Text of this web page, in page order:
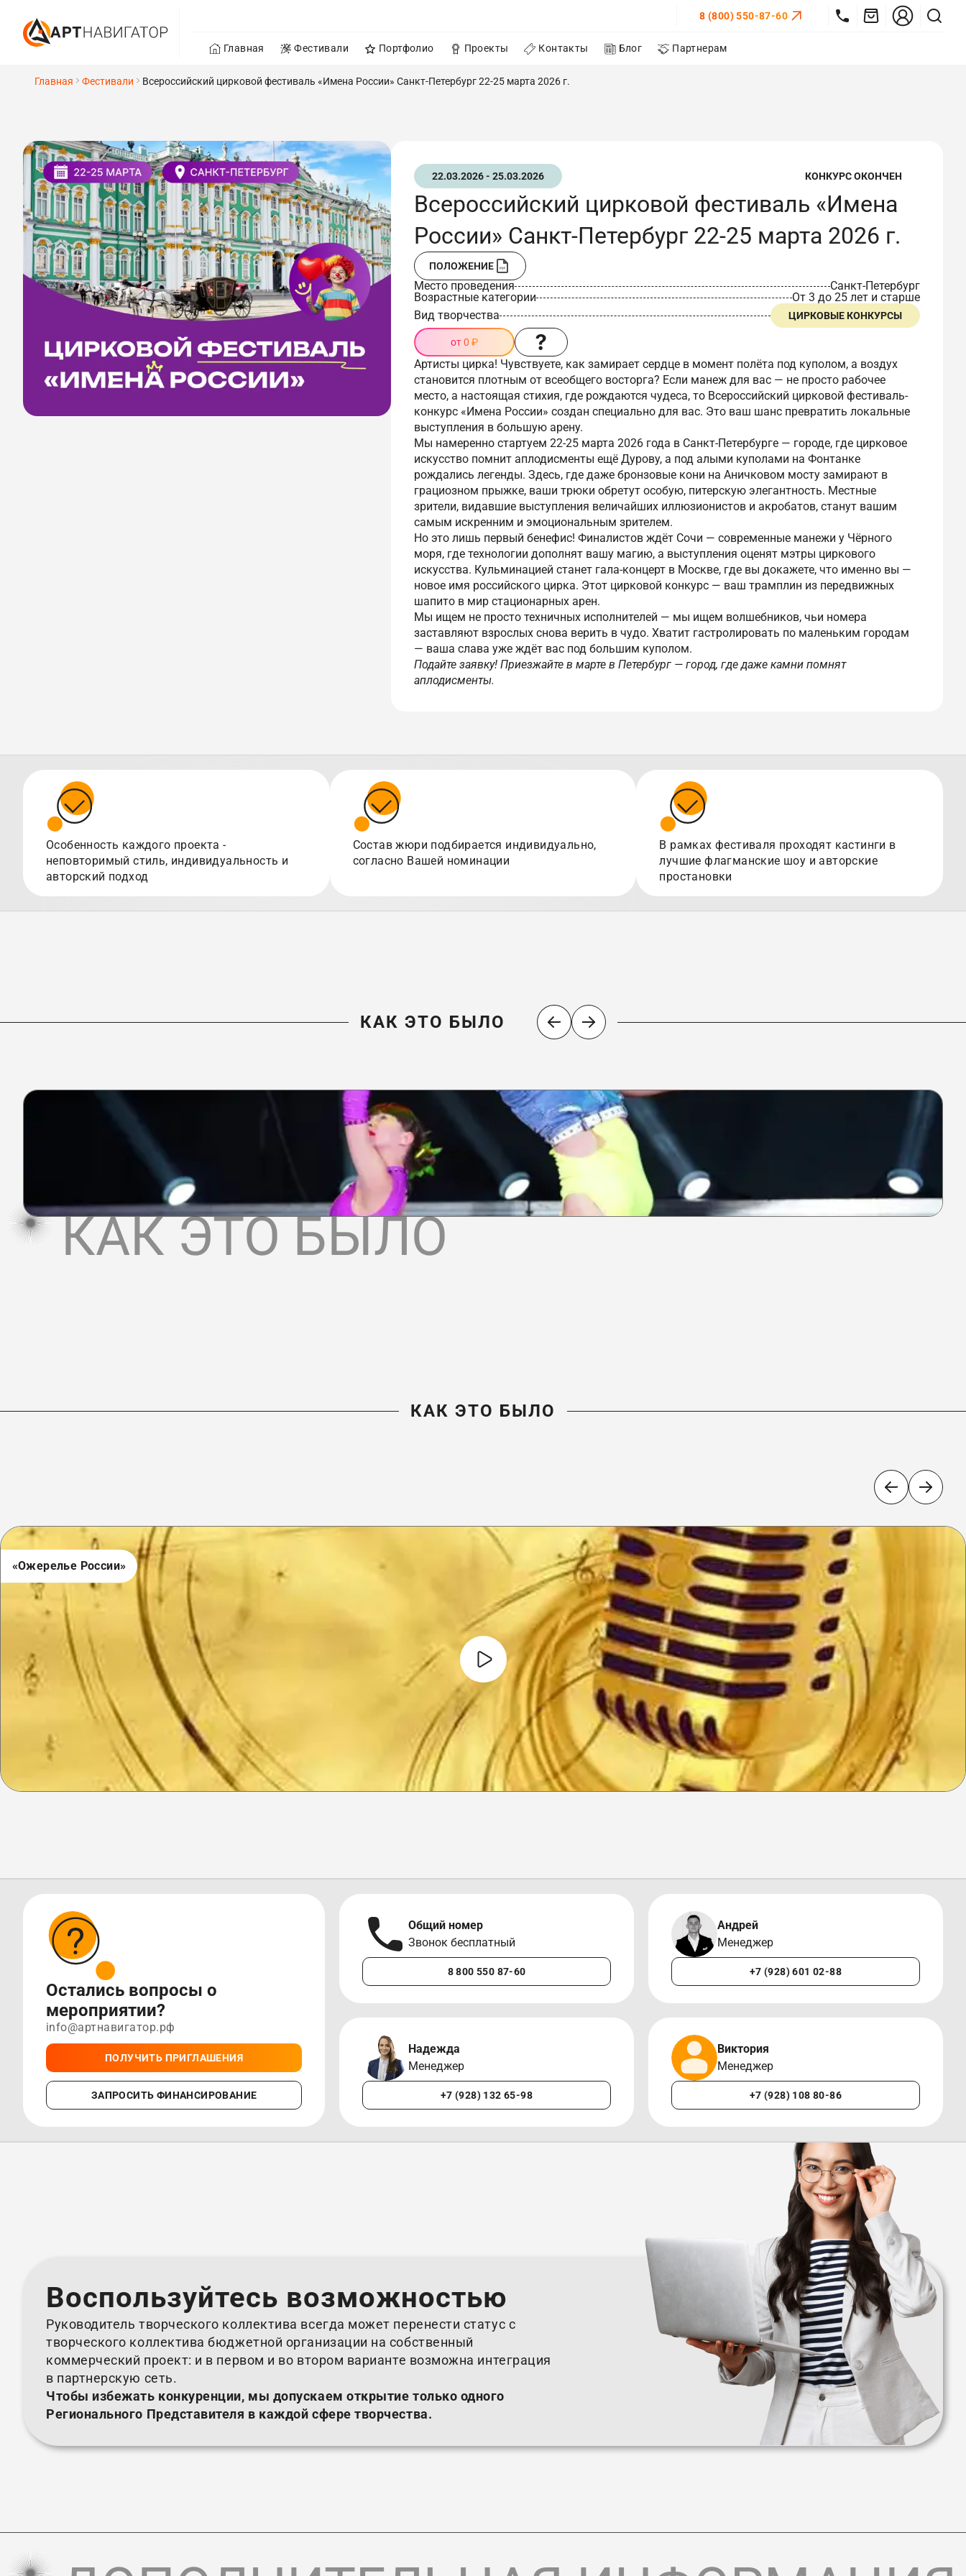
8 (800) 550-87-60
Главная Фестивали Портфолио Проекты Контакты Блог Партнерам
Главная Фестивали Всероссийский цирковой фестиваль «Имена России» Санкт-Петербург 22-25 марта 2026 г.
22.03.2026 - 25.03.2026 КОНКУРС ОКОНЧЕН
Всероссийский цирковой фестиваль «Имена
России» Санкт-Петербург 22-25 марта 2026 г.
ПОЛОЖЕНИЕ
Место проведения
Санкт-Петербург
Возрастные категории
От 3 до 25 лет и старше
Вид творчества
ЦИРКОВЫЕ КОНКУРСЫ
от 0 ₽
Артисты цирка! Чувствуете, как замирает сердце в момент полёта под куполом, а воздух
становится плотным от всеобщего восторга? Если манеж для вас — не просто рабочее
место, а настоящая стихия, где рождаются чудеса, то Всероссийский цирковой фестиваль-
конкурс «Имена России» создан специально для вас. Это ваш шанс превратить локальные
выступления в большую арену.
Мы намеренно стартуем 22-25 марта 2026 года в Санкт-Петербурге — городе, где цирковое
искусство помнит аплодисменты ещё Дурову, а под алыми куполами на Фонтанке
рождались легенды. Здесь, где даже бронзовые кони на Аничковом мосту замирают в
грациозном прыжке, ваши трюки обретут особую, питерскую элегантность. Местные
зрители, видавшие выступления величайших иллюзионистов и акробатов, станут вашим
самым искренним и эмоциональным зрителем.
Но это лишь первый бенефис! Финалистов ждёт Сочи — современные манежи у Чёрного
моря, где технологии дополнят вашу магию, а выступления оценят мэтры циркового
искусства. Кульминацией станет гала-концерт в Москве, где вы докажете, что именно вы —
новое имя российского цирка. Этот цирковой конкурс — ваш трамплин из передвижных
шапито в мир стационарных арен.
Мы ищем не просто техничных исполнителей — мы ищем волшебников, чьи номера
заставляют взрослых снова верить в чудо. Хватит гастролировать по маленьким городам
— ваша слава уже ждёт вас под большим куполом.
Подайте заявку! Приезжайте в марте в Петербург — город, где даже камни помнят
аплодисменты.
Особенность каждого проекта -
неповторимый стиль, индивидуальность и
авторский подход
Состав жюри подбирается индивидуально,
согласно Вашей номинации
В рамках фестиваля проходят кастинги в
лучшие флагманские шоу и авторские
простановки
КАК ЭТО БЫЛО
КАК ЭТО БЫЛО
КАК ЭТО БЫЛО
«Ожерелье России»
Остались вопросы о
мероприятии?
info@артнавигатор.рф
ПОЛУЧИТЬ ПРИГЛАШЕНИЯ
ЗАПРОСИТЬ ФИНАНСИРОВАНИЕ
Общий номер
Звонок бесплатный
8 800 550 87-60
Андрей
Менеджер
+7 (928) 601 02-88
Надежда
Менеджер
+7 (928) 132 65-98
Виктория
Менеджер
+7 (928) 108 80-86
Воспользуйтесь возможностью
Руководитель творческого коллектива всегда может перенести статус с
творческого коллектива бюджетной организации на собственный
коммерческий проект: и в первом и во втором варианте возможна интеграция
в партнерскую сеть.
Чтобы избежать конкуренции, мы допускаем открытие только одного
Регионального Представителя в каждой сфере творчества.